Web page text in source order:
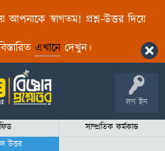
আপনাকে স্বাগতম! প্রশ্ন-উত্তর দিয়ে
এখানেদেখুন।
লগ ইন
ফিড
সাম্প্রতিক কর্মকান্ড
উত্তর